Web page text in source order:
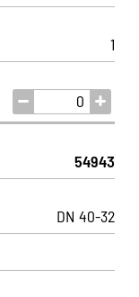
1
54943
DN 40-32